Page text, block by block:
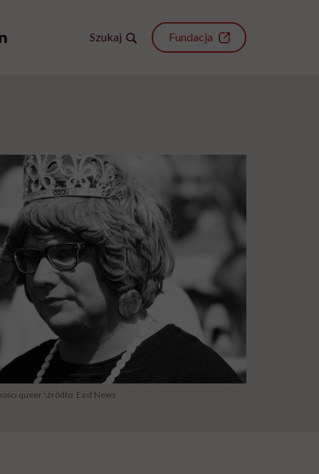
Szukaj Fundacja
queer \źródło: East News